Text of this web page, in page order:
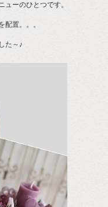
ューのひとつです。
配置。。。
た～♪